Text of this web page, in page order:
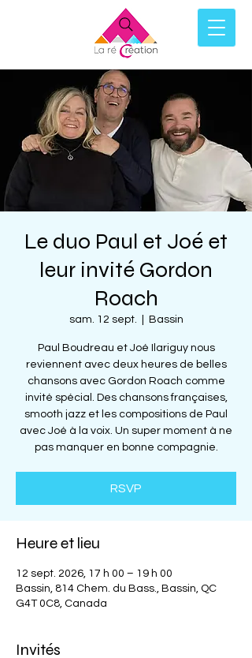
Le duo Paul et Joé et
leur invité Gordon
Roach
sam. 12 sept. Bassin
Paul Boudreau et Joé Ilariguy nous
reviennent avec deux heures de belles
chansons avec Gordon Roach comme
invité spécial. Des chansons françaises,
smooth jazz et les compositions de Paul
avec Joé à la voix. Un super moment à ne
RSVP
Heure et lieu
12 sept. 2026, 17 h 00 – 19 h 00
Bassin, 814 Chem. du Bass., Bassin, QC
G4T 0C8, Canada
Invités